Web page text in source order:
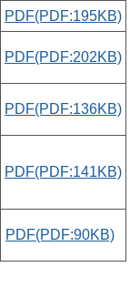
PDF(PDF:195KB)
PDF(PDF:202KB)
PDF(PDF:136KB)
PDF(PDF:141KB)
PDF(PDF:90KB)